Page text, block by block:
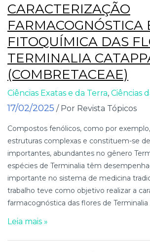
CARACTERIZAÇÃO
FARMACOGNÓSTICA
FITOQUÍMICA DAS
TERMINALIA
(COMBRETACEAE)
Ciências Exatas e da Terra, Ciências
17/02/2025 / Por Revista Tópicos
Compostos fenólicos, como por
estruturas complexas e constituem-se
importantes, abundantes no gênero
espécies de Terminalia têm
importante no sistema de medicina
trabalho teve como objetivo realizar a
farmacognóstica das flores de Terminalia
Leia mais »